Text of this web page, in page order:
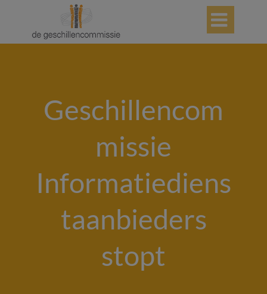

Geschillencom
missie
Informatiediens
taanbieders
stopt